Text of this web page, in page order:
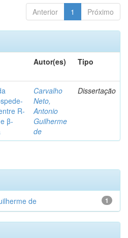
Anterior 1 Próximo
Autor(es) Tipo
R-
β-
Carvalho
Neto,
Antonio
Guilherme
de
Dissertação
1
de